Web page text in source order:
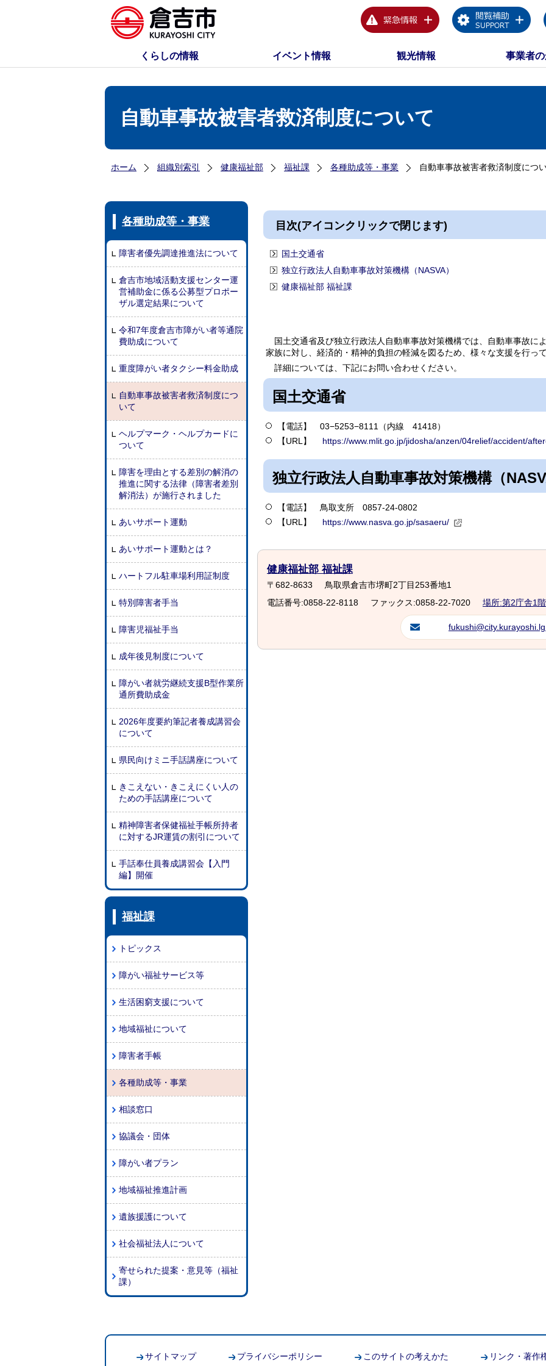
くらしの情報 イベント情報 観光情報 事業者
自動車事故被害者救済制度について
ホーム 組織別索引 健康福祉部 福祉課 各種助成等・事業 自動車事故被害者救済制度につ
各種助成等・事業
障害者優先調達推進法について
倉吉市地域活動支援センター運
営補助金に係る公募型プロポー
ザル選定結果について
令和7年度倉吉市障がい者等通院
費助成について
重度障がい者タクシー料金助成
自動車事故被害者救済制度につ
いて
ヘルプマーク・ヘルプカードに
ついて
障害を理由とする差別の解消の
推進に関する法律（障害者差別
解消法）が施行されました
あいサポート運動
あいサポート運動とは？
ハートフル駐車場利用証制度
特別障害者手当
障害児福祉手当
成年後見制度について
障がい者就労継続支援B型作業所
通所費助成金
2026年度要約筆記者養成講習会
について
県民向けミニ手話講座について
きこえない・きこえにくい人の
ための手話講座について
精神障害者保健福祉手帳所持者
に対するJR運賃の割引について
手話奉仕員養成講習会【入門
編】開催
福祉課
トピックス
障がい福祉サービス等
生活困窮支援について
地域福祉について
障害者手帳
各種助成等・事業
相談窓口
協議会・団体
障がい者プラン
地域福祉推進計画
遺族援護について
社会福祉法人について
寄せられた提案・意見等（福祉
課）
目次(アイコンクリックで閉じます)
国土交通省
独立行政法人自動車事故対策機構（NASVA）
健康福祉部 福祉課
国土交通省及び独立行政法人自動車事故対策機構では、自動車事故に
家族に対し、経済的・精神的負担の軽減を図るため、様々な支援を行っ
詳細については、下記にお問い合わせください。
国土交通省
【電話】 03−5253−8111（内線 41418）
【URL】 https://www.mlit.go.jp/jidosha/anzen/04relief/accident/
独立行政法人自動車事故対策機構（
【電話】 鳥取支所 0857-24-0802
【URL】 https://www.nasva.go.jp/sasaeru/
健康福祉部 福祉課
〒682-8633
鳥取県倉吉市堺町2丁目253番地1
電話番号:0858-22-8118
ファックス:0858-22-7020 場所:第2庁舎1階
サイトマップ プライバシーポリシー このサイトの考えかた リンク・著作